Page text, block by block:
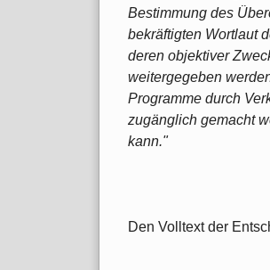
Bestimmung des
bekräftigten Wortlaut
deren objektiver
weitergegeben
Programme durch
zugänglich gemacht
kann."
Den Volltext der